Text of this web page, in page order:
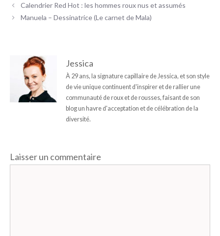
Calendrier Red Hot : les hommes roux nus et assumés
Manuela – Dessinatrice (Le carnet de Mala)
Jessica
À 29 ans, la signature capillaire de Jessica, et son style
de vie unique continuent d'inspirer et de rallier une
communauté de roux et de rousses, faisant de son
blog un havre d'acceptation et de célébration de la
diversité.
Laisser un commentaire